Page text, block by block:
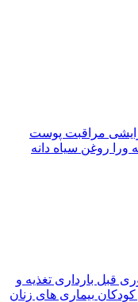
مراقبت پوست
ورا روغن سیاه دانه
قبل بارداری تغذیه و
کودکان بیماری های زنان